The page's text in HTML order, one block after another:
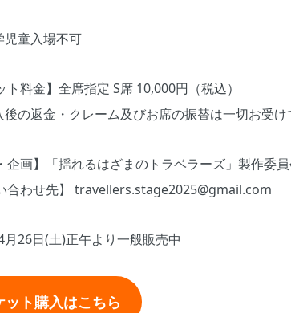
童⼊場不可
ト料⾦】全席指定 S席 10,000円（税込）
の返⾦・クレーム及びお席の振替は⼀切お受け
企画】「揺れるはざまのトラベラーズ」製作委
合わせ先】 travellers.stage2025@gmail.com
⽉26⽇(⼟)正午より⼀般販売中
ット購入はこちら